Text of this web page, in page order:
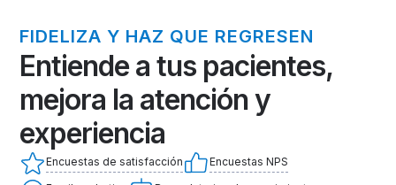
FIDELIZA Y HAZ QUE REGRESEN
Entiende a tus pacientes,
mejora la atención y
experiencia
Encuestas de satisfacción
Encuestas NPS